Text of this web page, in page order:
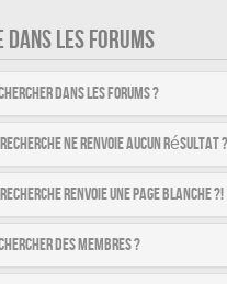
DANS LES FORUMS
dans les forums ?
recherche ne renvoie aucun résultat ?
renvoie une page blanche ?!
des membres ?